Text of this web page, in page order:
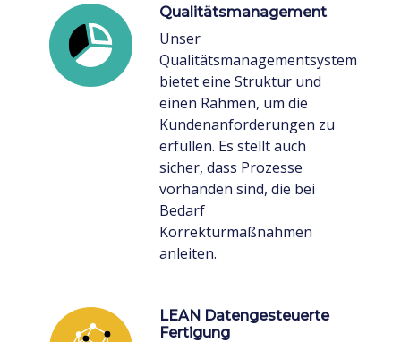
Qualitätsmanagement
Unser
Qualitätsmanagementsystem
bietet eine Struktur und
einen Rahmen, um die
Kundenanforderungen zu
erfüllen. Es stellt auch
sicher, dass Prozesse
vorhanden sind, die bei
Bedarf
Korrekturmaßnahmen
anleiten.
LEAN Datengesteuerte
Fertigung